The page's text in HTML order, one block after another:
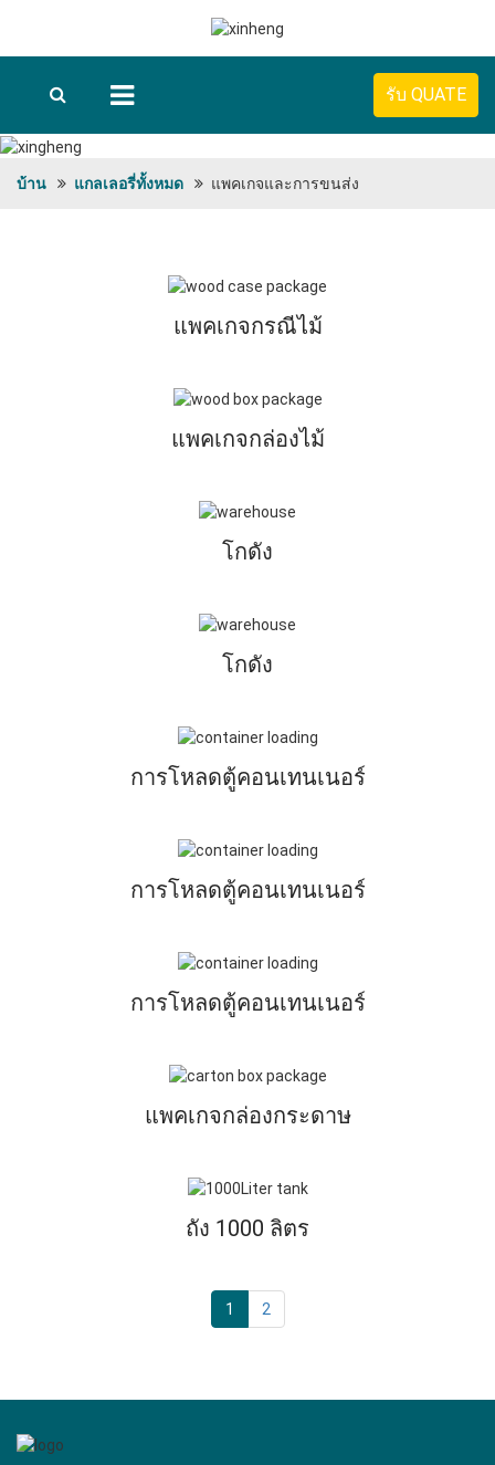
รับ QUATE
บ้าน แกลเลอรี่ทั้งหมด แพคเกจและการขนส่ง
แพคเกจกรณีไม้
แพคเกจกล่องไม้
โกดัง
โกดัง
การโหลดตู้คอนเทนเนอร์
การโหลดตู้คอนเทนเนอร์
การโหลดตู้คอนเทนเนอร์
แพคเกจกล่องกระดาษ
ถัง 1000 ลิตร
1 2